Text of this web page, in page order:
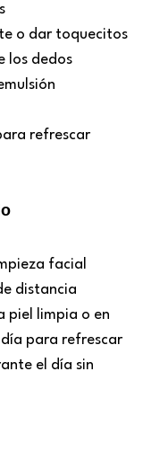
o dar toquecitos
los dedos
refrescar
facial
distancia
piel limpia o en
para refrescar
el día sin